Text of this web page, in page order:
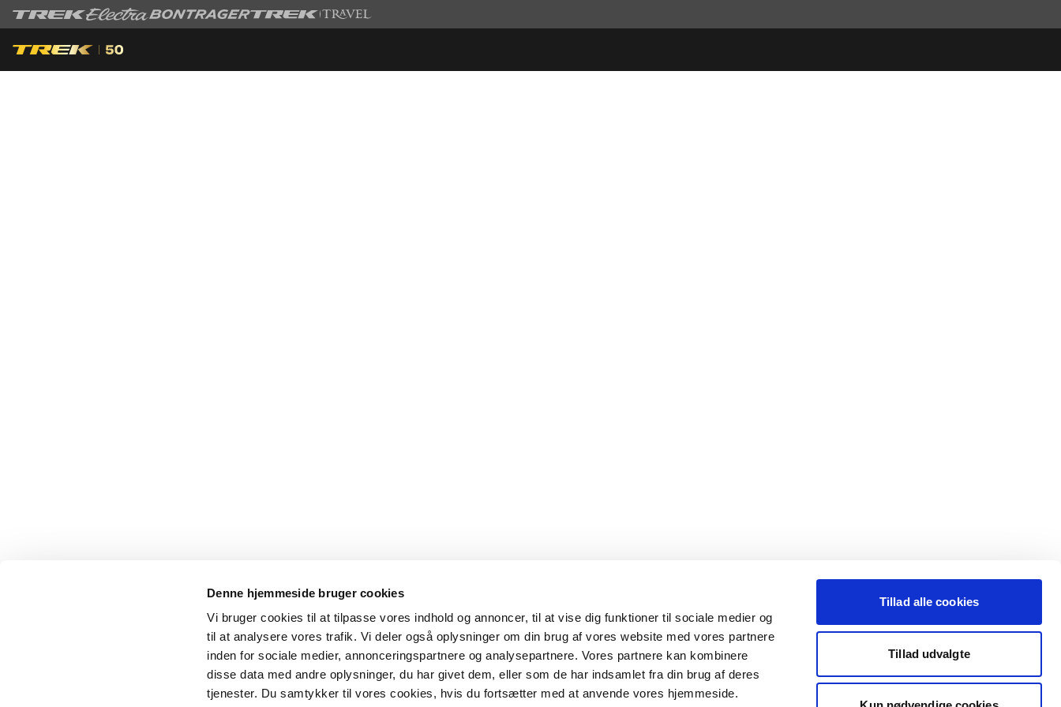
Denne hjemmeside bruger cookies
Vi bruger cookies til at tilpasse vores indhold og annoncer, til at vise dig funktioner til sociale medier og
til at analysere vores trafik. Vi deler også oplysninger om din brug af vores website med vores partnere
inden for sociale medier, annonceringspartnere og analysepartnere. Vores partnere kan kombinere
disse data med andre oplysninger, du har givet dem, eller som de har indsamlet fra din brug af deres
tjenester. Du samtykker til vores cookies, hvis du fortsætter med at anvende vores hjemmeside.
Tillad alle cookies
Tillad udvalgte